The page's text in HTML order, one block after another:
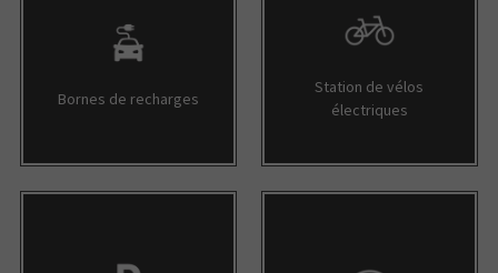
Bornes de recharges
Station de vélos
électriques